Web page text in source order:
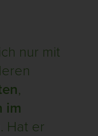
nur mit
,
im
Hat er